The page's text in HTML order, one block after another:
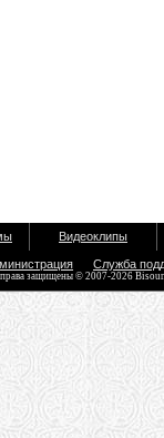
Видеоклипы
Служба
защищены © 2007-2026